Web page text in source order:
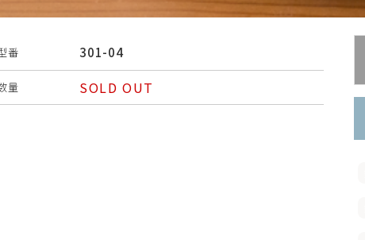
番 301-04
量
SOLD OUT